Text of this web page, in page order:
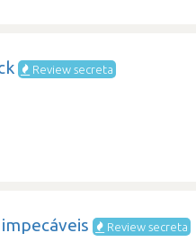
Review secreta
Review secreta